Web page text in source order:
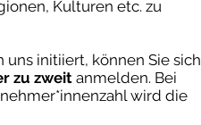
Kulturen etc. zu
initiiert, können Sie sich
zu zweit anmelden. Bei
wird die